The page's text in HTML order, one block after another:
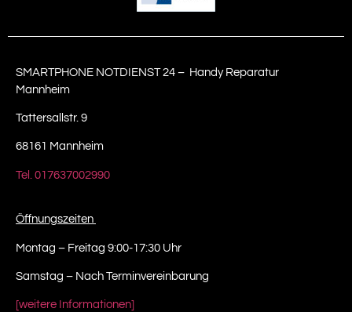
SMARTPHONE NOTDIENST 24 – Handy Reparatur
Mannheim
Tattersallstr. 9
68161 Mannheim
Tel. 017637002990
Öffnungszeiten
Montag – Freitag 9:00-17:30 Uhr
Samstag – Nach Terminvereinbarung
[weitere Informationen]